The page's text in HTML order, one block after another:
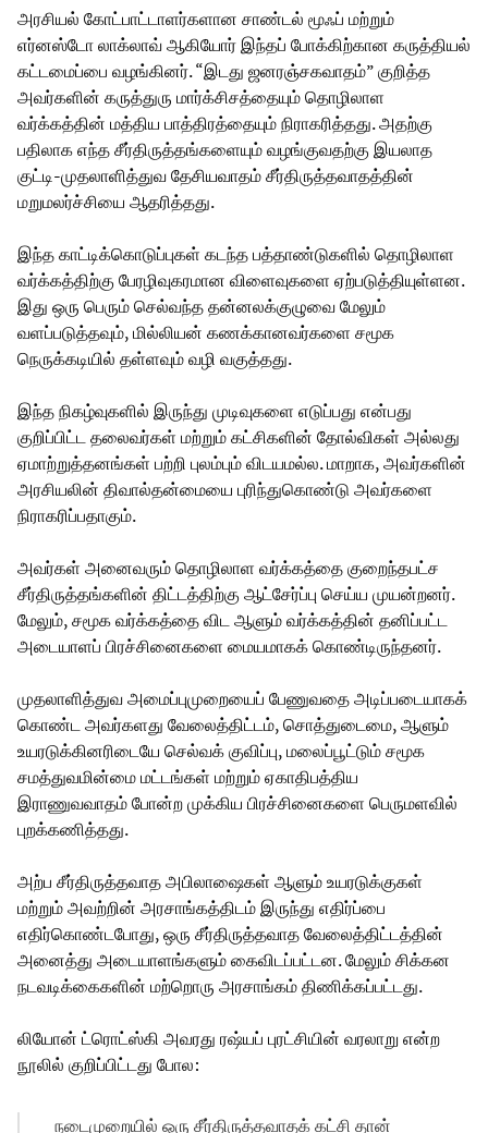
அரசியல் கோட்பாட்டாளர்களான சாண்டல் மூஃப் மற்றும்
எர்னஸ்டோ லாக்லாவ் ஆகியோர் இந்தப் போக்கிற்கான கருத்தியல்
கட்டமைப்பை வழங்கினர். “இடது ஜனரஞ்சகவாதம்” குறித்த
அவர்களின் கருத்துரு மார்க்சிசத்தையும் தொழிலாள
வர்க்கத்தின் மத்திய பாத்திரத்தையும் நிராகரித்தது. அதற்கு
பதிலாக எந்த சீர்திருத்தங்களையும் வழங்குவதற்கு இயலாத
குட்டி-முதலாளித்துவ தேசியவாதம் சீர்திருத்தவாதத்தின்
மறுமலர்ச்சியை ஆதரித்தது.
இந்த காட்டிக்கொடுப்புகள் கடந்த பத்தாண்டுகளில் தொழிலாள
வர்க்கத்திற்கு பேரழிவுகரமான விளைவுகளை ஏற்படுத்தியுள்ளன.
இது ஒரு பெரும் செல்வந்த தன்னலக்குழுவை மேலும்
வளப்படுத்தவும், மில்லியன் கணக்கானவர்களை சமூக
நெருக்கடியில் தள்ளவும் வழி வகுத்தது.
இந்த நிகழ்வுகளில் இருந்து முடிவுகளை எடுப்பது என்பது
குறிப்பிட்ட தலைவர்கள் மற்றும் கட்சிகளின் தோல்விகள் அல்லது
ஏமாற்றுத்தனங்கள் பற்றி புலம்பும் விடயமல்ல. மாறாக, அவர்களின்
அரசியலின் திவால்தன்மையை புரிந்துகொண்டு அவர்களை
நிராகரிப்பதாகும்.
அவர்கள் அனைவரும் தொழிலாள வர்க்கத்தை குறைந்தபட்ச
சீர்திருத்தங்களின் திட்டத்திற்கு ஆட்சேர்ப்பு செய்ய முயன்றனர்.
மேலும், சமூக வர்க்கத்தை விட ஆளும் வர்க்கத்தின் தனிப்பட்ட
அடையாளப் பிரச்சினைகளை மையமாகக் கொண்டிருந்தனர்.
முதலாளித்துவ அமைப்புமுறையைப் பேணுவதை அடிப்படையாகக்
கொண்ட அவர்களது வேலைத்திட்டம், சொத்துடைமை, ஆளும்
உயரடுக்கினரிடையே செல்வக் குவிப்பு, மலைப்பூட்டும் சமூக
சமத்துவமின்மை மட்டங்கள் மற்றும் ஏகாதிபத்திய
இராணுவவாதம் போன்ற முக்கிய பிரச்சினைகளை பெருமளவில்
புறக்கணித்தது.
அற்ப சீர்திருத்தவாத அபிலாஷைகள் ஆளும் உயரடுக்குகள்
மற்றும் அவற்றின் அரசாங்கத்திடம் இருந்து எதிர்ப்பை
எதிர்கொண்டபோது, ஒரு சீர்திருத்தவாத வேலைத்திட்டத்தின்
அனைத்து அடையாளங்களும் கைவிடப்பட்டன. மேலும் சிக்கன
நடவடிக்கைகளின் மற்றொரு அரசாங்கம் திணிக்கப்பட்டது.
லியோன் ட்ரொட்ஸ்கி அவரது ரஷ்யப் புரட்சியின் வரலாறு என்ற
நூலில் குறிப்பிட்டது போல:
நடைமுறையில் ஒரு சீர்திருத்தவாதக் கட்சி தான்